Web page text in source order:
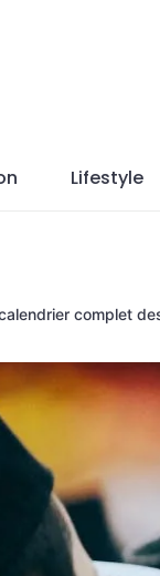
Lifestyle
complet